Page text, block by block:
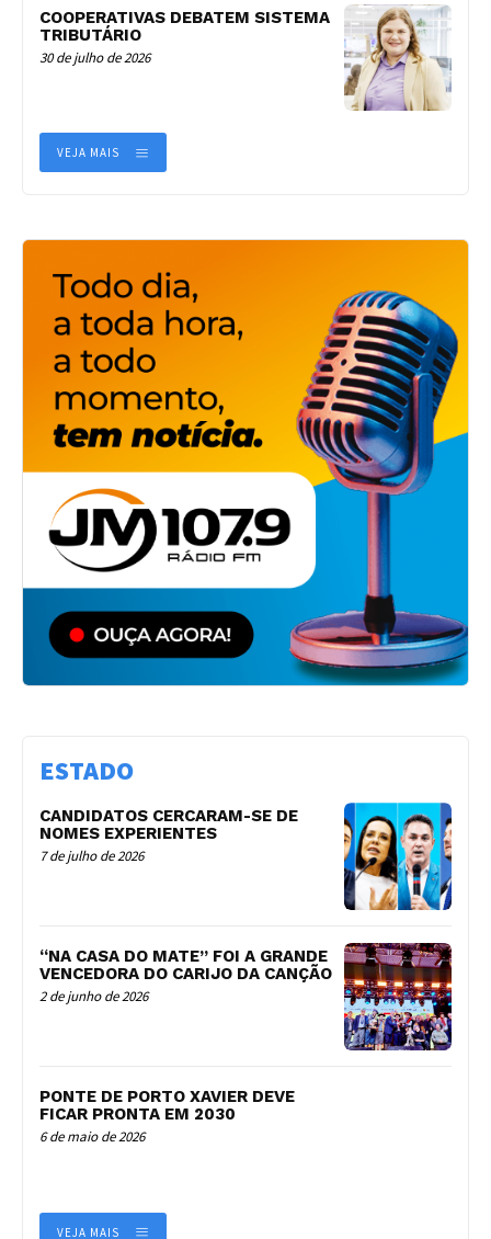
COOPERATIVAS DEBATEM SISTEMA
TRIBUTÁRIO
30 de julho de 2026
VEJA MAIS
ESTADO
CANDIDATOS CERCARAM-SE DE
NOMES EXPERIENTES
7 de julho de 2026
“NA CASA DO MATE” FOI A GRANDE
VENCEDORA DO CARIJO DA CANÇÃO
2 de junho de 2026
PONTE DE PORTO XAVIER DEVE
FICAR PRONTA EM 2030
6 de maio de 2026
VEJA MAIS